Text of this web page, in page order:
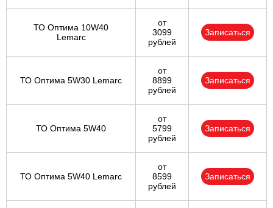
ТО Оптима 10W40
Lemarc
от
3099
рублей
Записаться
ТО Оптима 5W30 Lemarc
от
8899
рублей
Записаться
ТО Оптима 5W40
от
5799
рублей
Записаться
ТО Оптима 5W40 Lemarc
от
8599
рублей
Записаться